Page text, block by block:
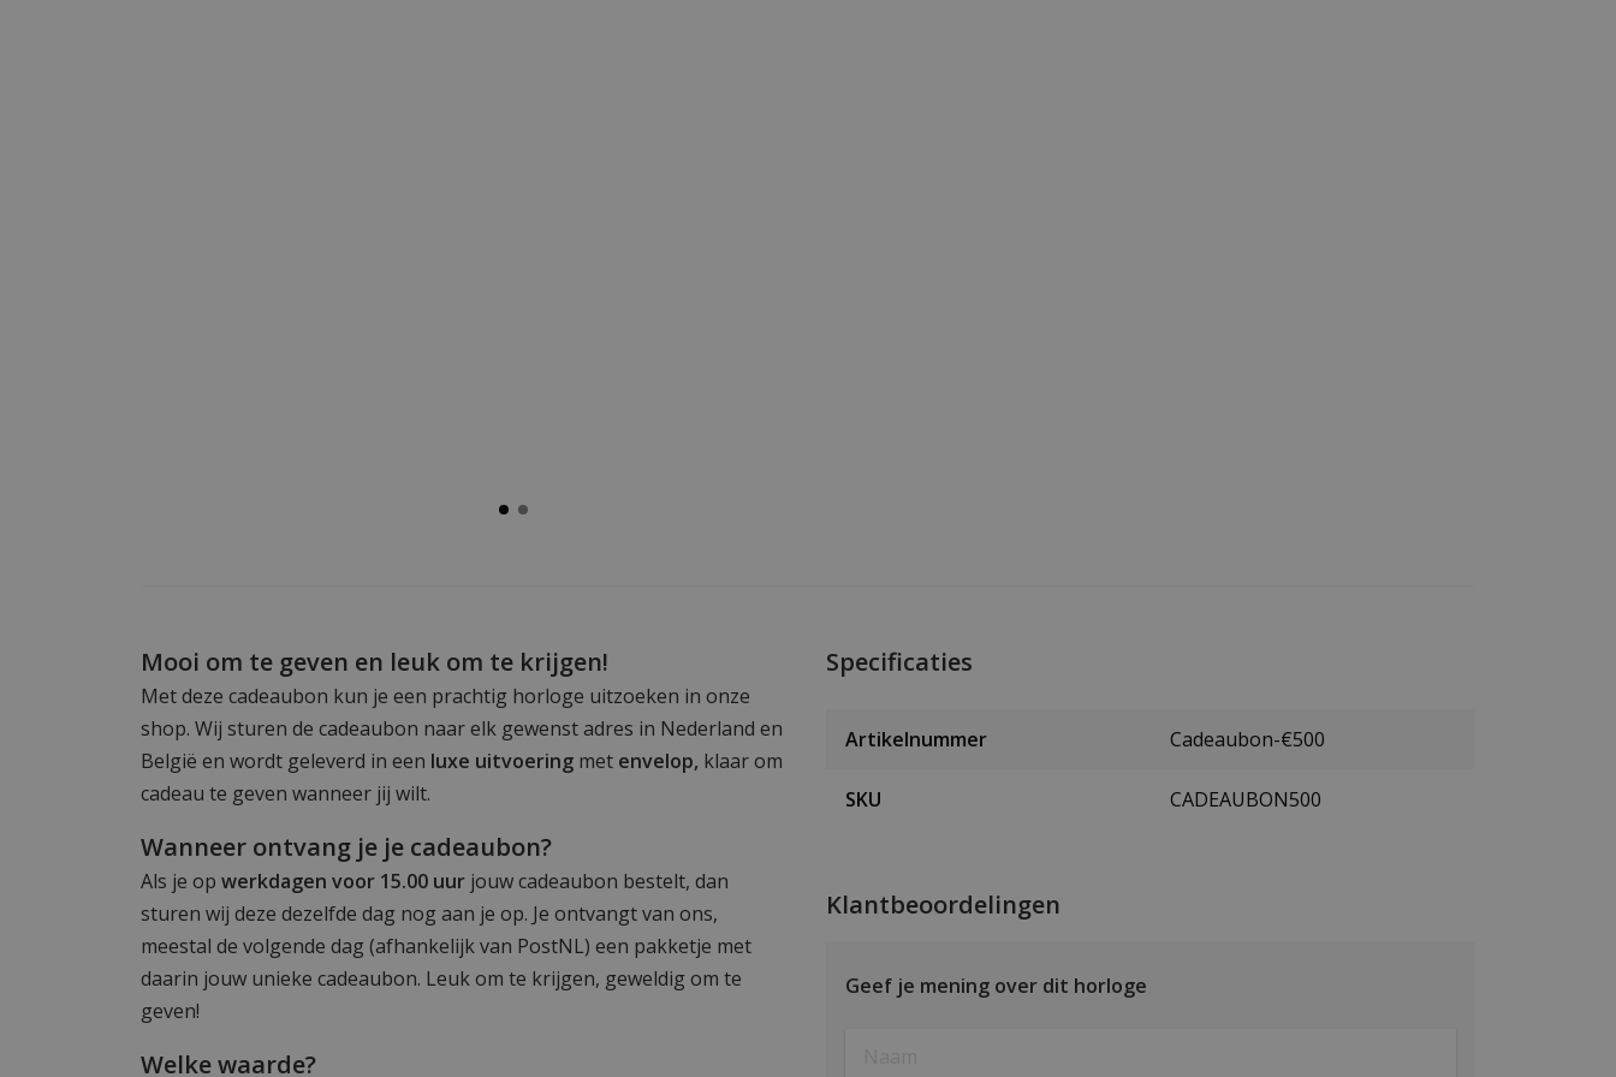
Mooi om te geven en leuk om te krijgen!
Met deze cadeaubon kun je een prachtig horloge uitzoeken in onze
shop. Wij sturen de cadeaubon naar elk gewenst adres in Nederland en
België en wordt geleverd in een luxe uitvoering met envelop, klaar om
cadeau te geven wanneer jij wilt.
Wanneer ontvang je je cadeaubon?
Als je op werkdagen voor 15.00 uur jouw cadeaubon bestelt, dan
sturen wij deze dezelfde dag nog aan je op. Je ontvangt van ons,
meestal de volgende dag (afhankelijk van PostNL) een pakketje met
daarin jouw unieke cadeaubon. Leuk om te krijgen, geweldig om te
geven!
Welke waarde?
Specificaties
Artikelnummer Cadeaubon-€500
SKU CADEAUBON500
Klantbeoordelingen
Geef je mening over dit horloge